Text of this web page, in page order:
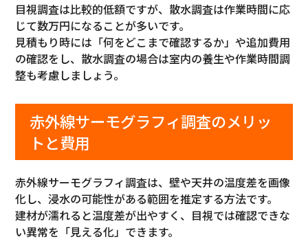
目視調査は比較的低額ですが、散水調査は作業時間に応
じて数万円になることが多いです。
見積もり時には「何をどこまで確認するか」や追加費用
の確認をし、散水調査の場合は室内の養生や作業時間調
整も考慮しましょう。
赤外線サーモグラフィ調査のメリッ
トと費用
赤外線サーモグラフィ調査は、壁や天井の温度差を画像
化し、浸水の可能性がある範囲を推定する方法です。
建材が濡れると温度差が出やすく、目視では確認できな
い異常を「見える化」できます。